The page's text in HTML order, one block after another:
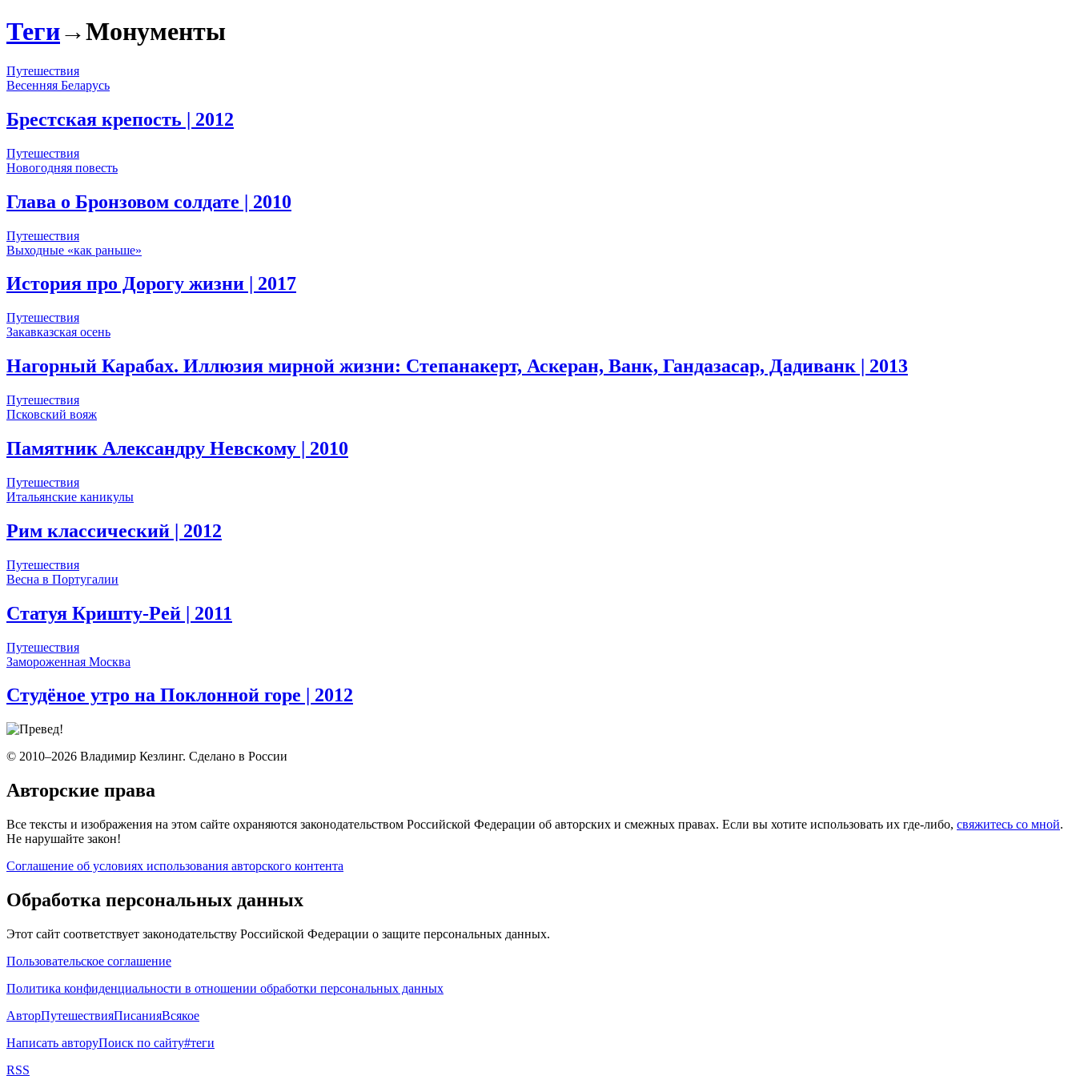
Теги→Монументы
Путешествия
Весенняя Беларусь
Брестская крепость | 2012
Путешествия
Новогодняя повесть
Глава о Бронзовом солдате | 2010
Путешествия
Выходные «как раньше»
История про Дорогу жизни | 2017
Путешествия
Закавказская осень
Нагорный Карабах. Иллюзия мирной жизни: Степанакерт, Аскеран, Ванк, Гандазасар, Дадиванк | 2013
Путешествия
Псковский вояж
Памятник Александру Невскому | 2010
Путешествия
Итальянские каникулы
Рим классический | 2012
Путешествия
Весна в Португалии
Статуя Кришту-Рей | 2011
Путешествия
Замороженная Москва
Студёное утро на Поклонной горе | 2012
© 2010–2026 Владимир Кезлинг. Сделано в России
Авторские права
Все тексты и изображения на этом сайте охраняются законодательством Российской Федерации об авторских и смежных правах. Если вы хотите использовать их где-либо, свяжитесь со мной.
Не нарушайте закон!
Соглашение об условиях использования авторского контента
Обработка персональных данных
Этот сайт соответствует законодательству Российской Федерации о защите персональных данных.
Пользовательское соглашение
Политика конфиденциальности в отношении обработки персональных данных
АвторПутешествияПисанияВсякое
Написать авторуПоиск по сайту#теги
RSS